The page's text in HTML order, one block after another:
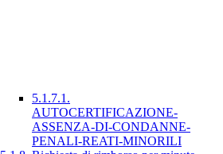
5.1.7.1.
AUTOCERTIFICAZIONE-
ASSENZA-DI-CONDANNE-
PENALI-REATI-MINORILI